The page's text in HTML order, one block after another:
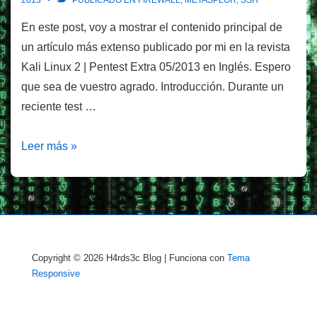
En este post, voy a mostrar el contenido principal de
un artículo más extenso publicado por mi en la revista
Kali Linux 2 | Pentest Extra 05/2013 en Inglés. Espero
que sea de vuestro agrado. Introducción. Durante un
reciente test …
Túneles
+
meterpreter
firewalls
Leer más »
Copyright © 2026 H4rds3c Blog | Funciona con Tema
Responsive